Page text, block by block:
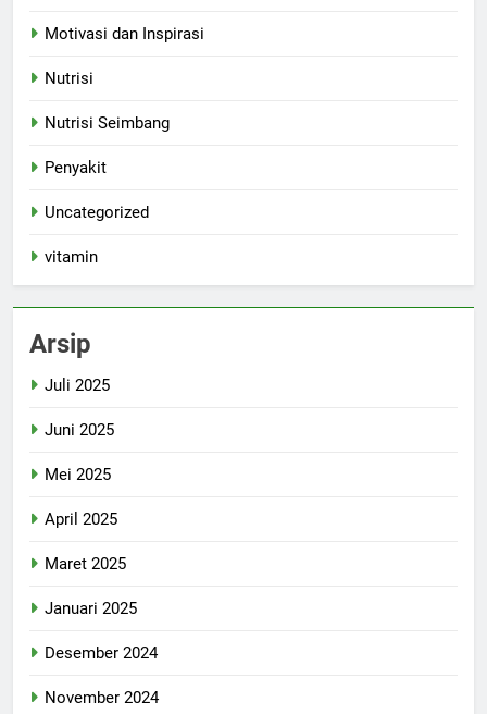
Motivasi dan Inspirasi
Nutrisi
Nutrisi Seimbang
Penyakit
Uncategorized
vitamin
Arsip
Juli 2025
Juni 2025
Mei 2025
April 2025
Maret 2025
Januari 2025
Desember 2024
November 2024